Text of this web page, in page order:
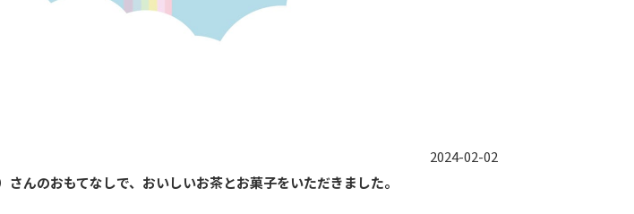
2024-02-02
んのおもてなしで、おいしいお茶とお菓子をいただきました。